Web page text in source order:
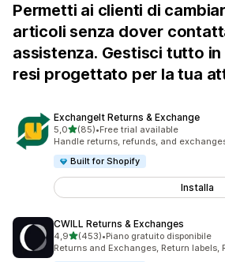
Permetti ai clienti di
articoli senza dover
assistenza. Gestisci tutto
resi progettato per la tua
ExchangeIt Returns & Exchange
5,0stelle su 5
(85)
85 recensioni totali
•Free trial available
Handle returns, refunds, and
Built for Shopify
Installa
CWILL Returns & Exchanges
4,9stelle su 5
(453)
453 recensioni totali
•Piano gratuito disponibile
Returns and Exchanges, Return labels,